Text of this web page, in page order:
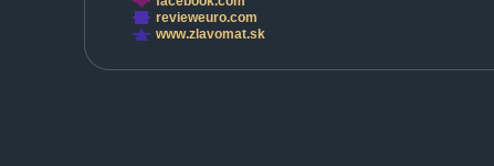
revieweuro.com
www.zlavomat.sk